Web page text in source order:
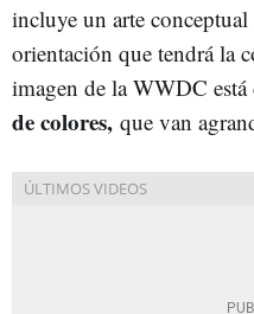
incluye un arte
orientación que tendrá la
imagen de la WWDC
de colores, que van